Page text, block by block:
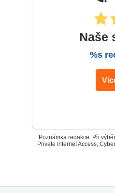
Naše
%s
Poznámka redakce: Při
Private Internet Access,